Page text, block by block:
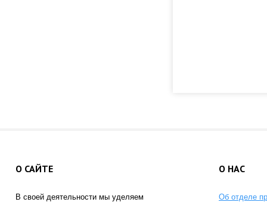
О САЙТЕ
В своей деятельности мы уделяем
О НАС
Об отделе